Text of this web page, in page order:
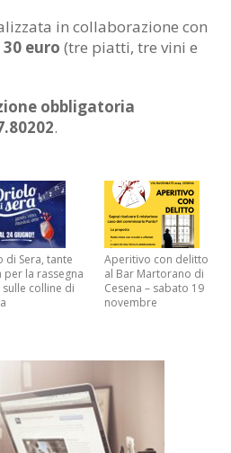
in collaborazione con
30 euro (tre piatti, tre vini e
obbligatoria
.
di Sera, tante
per la rassegna
sulle colline di
Aperitivo con delitto
al Bar Martorano di
Cesena – sabato 19
novembre